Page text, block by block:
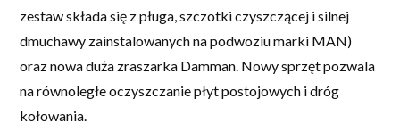
zestaw składa się z pługa, szczotki czyszczącej i silnej
dmuchawy zainstalowanych na podwoziu marki MAN)
oraz nowa duża zraszarka Damman. Nowy sprzęt pozwala
na równoległe oczyszczanie płyt postojowych i dróg
kołowania.